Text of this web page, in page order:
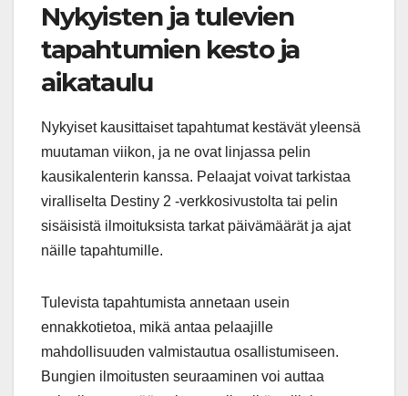
Nykyisten ja tulevien
tapahtumien kesto ja
aikataulu
Nykyiset kausittaiset tapahtumat kestävät yleensä
muutaman viikon, ja ne ovat linjassa pelin
kausikalenterin kanssa. Pelaajat voivat tarkistaa
viralliselta Destiny 2 -verkkosivustolta tai pelin
sisäisistä ilmoituksista tarkat päivämäärät ja ajat
näille tapahtumille.
Tulevista tapahtumista annetaan usein
ennakkotietoa, mikä antaa pelaajille
mahdollisuuden valmistautua osallistumiseen.
Bungien ilmoitusten seuraaminen voi auttaa